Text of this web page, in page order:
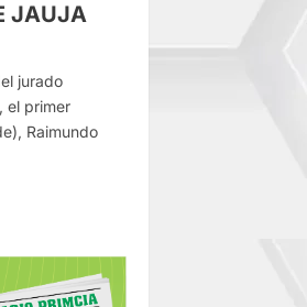
JAUJA
jurado
el primer
Raimundo